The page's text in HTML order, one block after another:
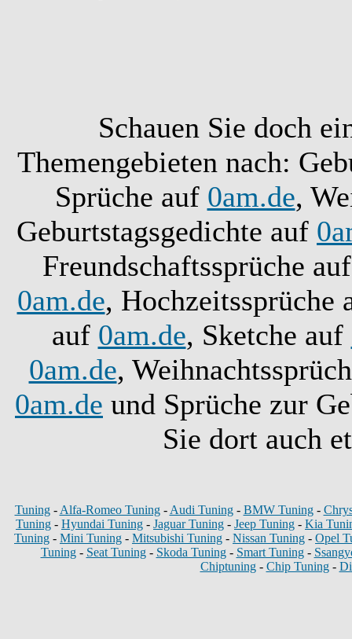
Schauen Sie doch
Themengebieten nach:
Sprüche auf 0am.de,
Geburtstagsgedichte auf
Freundschaftssprüche
0am.de, Hochzeitssprüche
auf 0am.de, Sketche auf
0am.de,
0am.de und Sprüche zur
Sie dort auch
Tuning- Alfa-Romeo Tuning- Audi Tuning- BMW Tuning-
Tuning - Hyundai Tuning - Jaguar Tuning - Jeep Tuning - Kia
Tuning - Mini Tuning - Mitsubishi Tuning - Nissan Tuning - Opel
Tuning- Seat Tuning- Skoda Tuning- Smart Tuning-
Chiptuning- Chip Tuning-